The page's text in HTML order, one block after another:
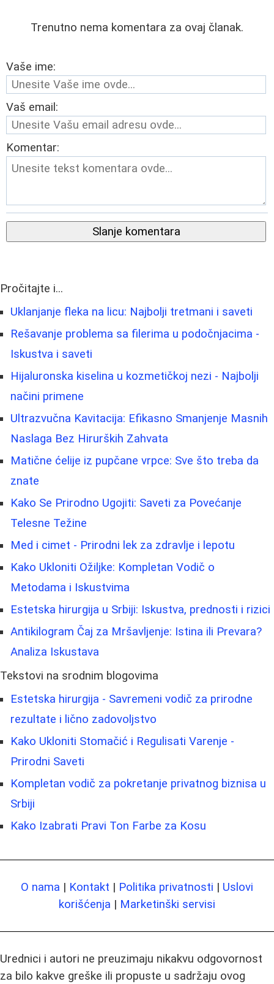
Trenutno nema komentara za ovaj članak.
Vaše ime:
Vaš email:
Komentar:
Slanje komentara
Pročitajte i...
Uklanjanje fleka na licu: Najbolji tretmani i saveti
Rešavanje problema sa filerima u podočnjacima -
Iskustva i saveti
Hijaluronska kiselina u kozmetičkoj nezi - Najbolji
načini primene
Ultrazvučna Kavitacija: Efikasno Smanjenje Masnih
Naslaga Bez Hirurških Zahvata
Matične ćelije iz pupčane vrpce: Sve što treba da
znate
Kako Se Prirodno Ugojiti: Saveti za Povećanje
Telesne Težine
Med i cimet - Prirodni lek za zdravlje i lepotu
Kako Ukloniti Ožiljke: Kompletan Vodič o
Metodama i Iskustvima
Estetska hirurgija u Srbiji: Iskustva, prednosti i rizici
Antikilogram Čaj za Mršavljenje: Istina ili Prevara?
Analiza Iskustava
Tekstovi na srodnim blogovima
Estetska hirurgija - Savremeni vodič za prirodne
rezultate i lično zadovoljstvo
Kako Ukloniti Stomačić i Regulisati Varenje -
Prirodni Saveti
Kompletan vodič za pokretanje privatnog biznisa u
Srbiji
Kako Izabrati Pravi Ton Farbe za Kosu
O nama | Kontakt | Politika privatnosti | Uslovi
korišćenja | Marketinški servisi
Urednici i autori ne preuzimaju nikakvu odgovornost
za bilo kakve greške ili propuste u sadržaju ovog